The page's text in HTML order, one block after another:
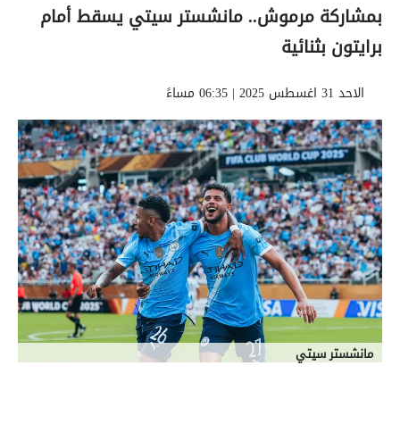
بمشاركة مرموش.. مانشستر سيتي يسقط أمام
برايتون بثنائية
الاحد 31 اغسطس 2025 | 06:35 مساءً
مانشستر سيتي